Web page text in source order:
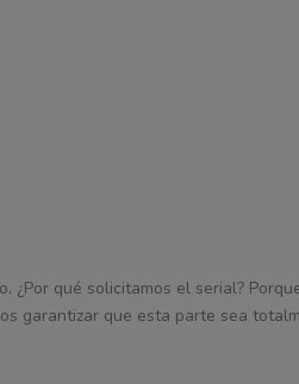
qué solicitamos el serial?
garantizar que esta parte sea